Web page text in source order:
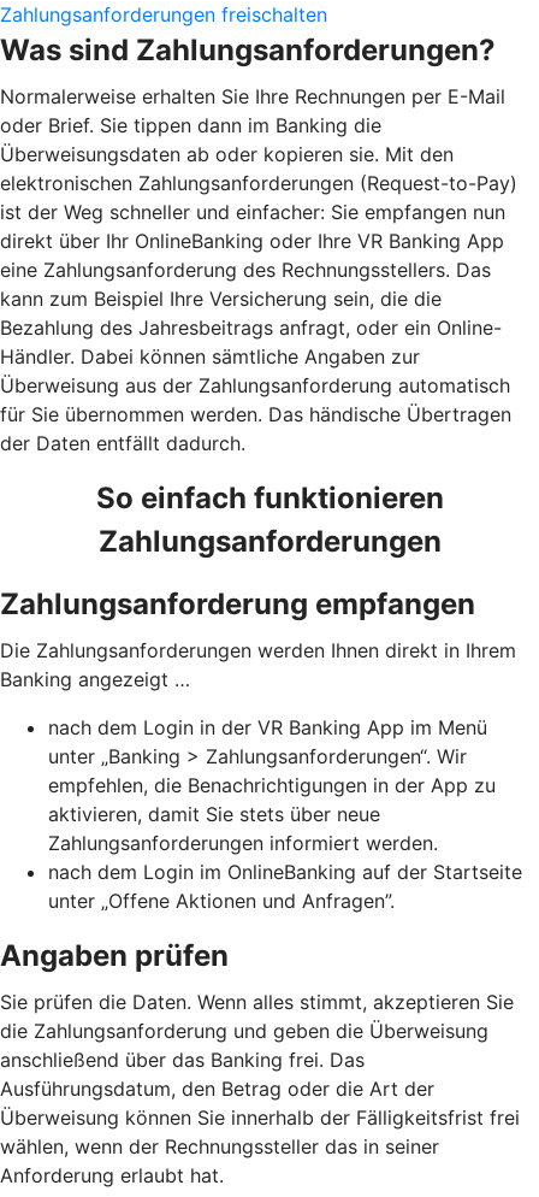
Zahlungsanforderungen freischalten
Was sind Zahlungsanforderungen?
Normalerweise erhalten Sie Ihre Rechnungen per E-Mail
oder Brief. Sie tippen dann im Banking die
Überweisungsdaten ab oder kopieren sie. Mit den
elektronischen Zahlungsanforderungen (Request-to-Pay)
ist der Weg schneller und einfacher: Sie empfangen nun
direkt über Ihr OnlineBanking oder Ihre VR Banking App
eine Zahlungsanforderung des Rechnungsstellers. Das
kann zum Beispiel Ihre Versicherung sein, die die
Bezahlung des Jahresbeitrags anfragt, oder ein Online-
Händler. Dabei können sämtliche Angaben zur
Überweisung aus der Zahlungsanforderung automatisch
für Sie übernommen werden. Das händische Übertragen
der Daten entfällt dadurch.
So einfach funktionieren
Zahlungsanforderungen
Zahlungsanforderung empfangen
Die Zahlungsanforderungen werden Ihnen direkt in Ihrem
Banking angezeigt …
nach dem Login in der VR Banking App im Menü
unter „Banking > Zahlungsanforderungen“. Wir
empfehlen, die Benachrichtigungen in der App zu
aktivieren, damit Sie stets über neue
Zahlungsanforderungen informiert werden.
nach dem Login im OnlineBanking auf der Startseite
unter „Offene Aktionen und Anfragen”.
Angaben prüfen
Sie prüfen die Daten. Wenn alles stimmt, akzeptieren Sie
die Zahlungsanforderung und geben die Überweisung
anschließend über das Banking frei. Das
Ausführungsdatum, den Betrag oder die Art der
Überweisung können Sie innerhalb der Fälligkeitsfrist frei
wählen, wenn der Rechnungssteller das in seiner
Anforderung erlaubt hat.